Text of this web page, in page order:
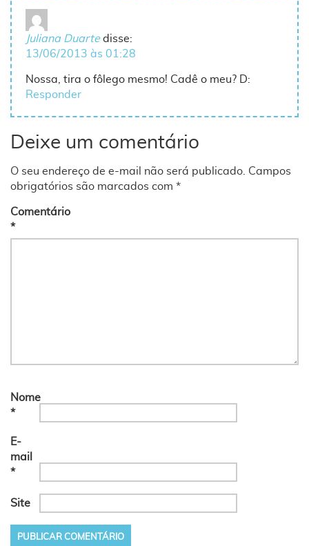
Juliana Duarte disse:
13/06/2013 às 01:28
Nossa, tira o fôlego mesmo! Cadê o meu? D:
Responder
Deixe um comentário
O seu endereço de e-mail não será publicado. Campos
obrigatórios são marcados com *
Comentário
*
Nome
*
E-
mail
*
Site